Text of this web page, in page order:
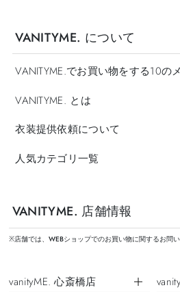
VANITYME. について
VANITYME.でお買い物をする10の
VANITYME. とは
衣装提供依頼について
人気カテゴリ一覧
VANITYME. 店舗情報
※店舗では、WEBショップでのお買い物に関するお問
vanityME. 心斎橋店